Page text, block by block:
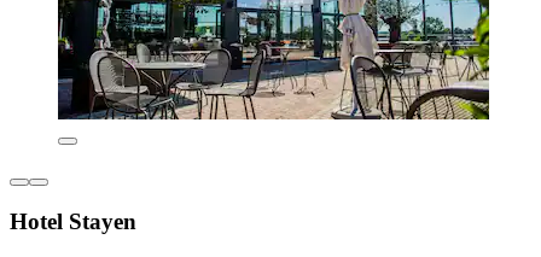
Hotel Stayen